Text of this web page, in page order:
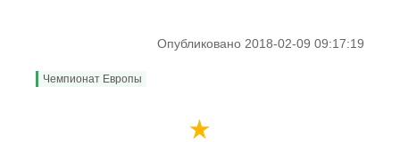
Опубликовано 2018-02-09 09:17:19
Чемпионат Европы